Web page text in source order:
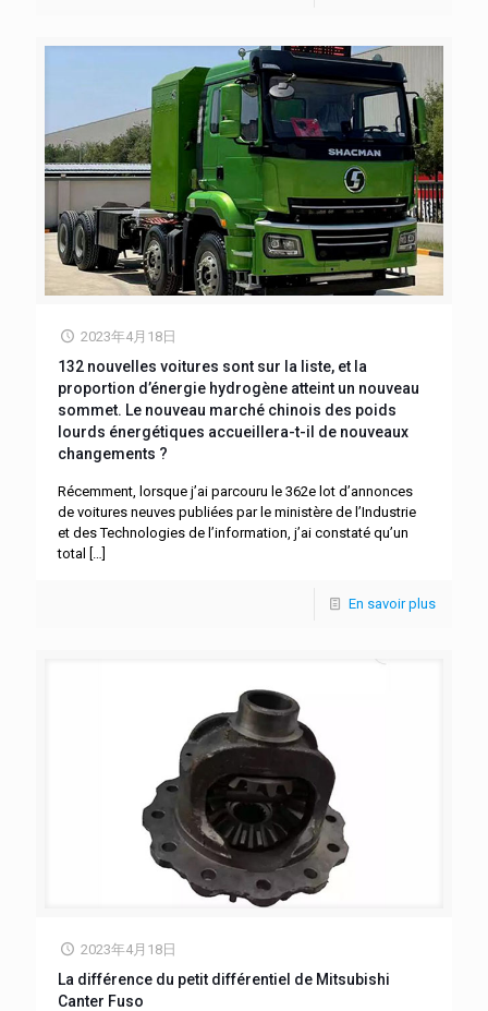
2023年4月18日
132 nouvelles voitures sont sur la liste, et la
proportion d’énergie hydrogène atteint un nouveau
sommet. Le nouveau marché chinois des poids
lourds énergétiques accueillera-t-il de nouveaux
changements ?
Récemment, lorsque j’ai parcouru le 362e lot d’annonces
de voitures neuves publiées par le ministère de l’Industrie
et des Technologies de l’information, j’ai constaté qu’un
total
En savoir plus
2023年4月18日
La différence du petit différentiel de Mitsubishi
Canter Fuso